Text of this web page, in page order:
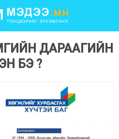
ДАРААГИЙН
БЭ ?